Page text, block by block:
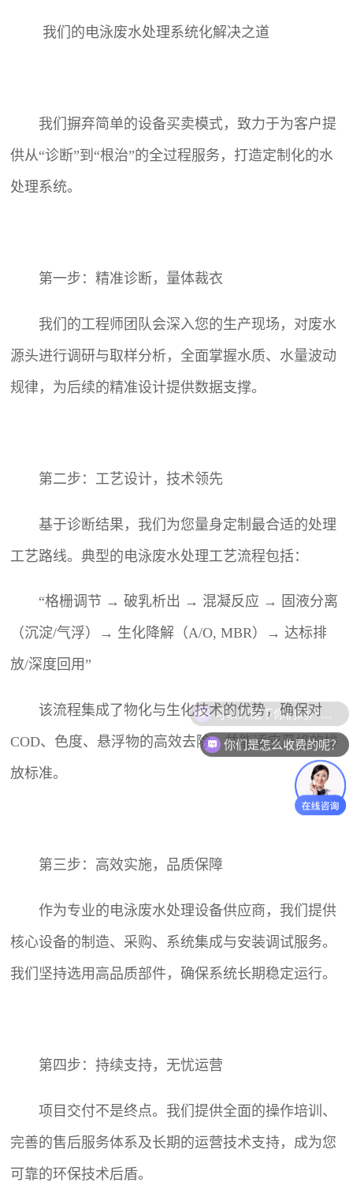
我们的电泳废水处理系统化解决之道
我们摒弃简单的设备买卖模式，致力于为客户提
供从“诊断”到“根治”的全过程服务，打造定制化的水
处理系统。
第一步：精准诊断，量体裁衣
我们的工程师团队会深入您的生产现场，对废水
源头进行调研与取样分析，全面掌握水质、水量波动
规律，为后续的精准设计提供数据支撑。
第二步：工艺设计，技术领先
基于诊断结果，我们为您量身定制最合适的处理
工艺路线。典型的电泳废水处理工艺流程包括：
“格栅调节 → 破乳析出 → 混凝反应 → 固液分离
（沉淀/气浮）→ 生化降解（A/O, MBR）→ 达标排
放/深度回用”
该流程集成了物化与生化技术的优势，确保对
COD、色度、悬浮物的高效去除，并能适应严格的排
放标准。
第三步：高效实施，品质保障
作为专业的电泳废水处理设备供应商，我们提供
核心设备的制造、采购、系统集成与安装调试服务。
我们坚持选用高品质部件，确保系统长期稳定运行。
第四步：持续支持，无忧运营
项目交付不是终点。我们提供全面的操作培训、
完善的售后服务体系及长期的运营技术支持，成为您
可靠的环保技术后盾。
可以介绍下你们的产品么？
你们是怎么收费的呢？